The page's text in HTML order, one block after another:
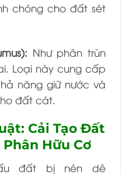
chóng cho đất sét
Như phân trùn
Loại này cung cấp
năng giữ nước và
đất cát.
Cải Tạo Đất
Hữu Cơ
đất bị nén dẽ